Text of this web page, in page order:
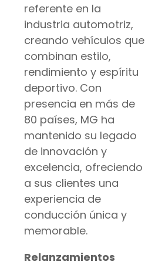
referente en la
industria automotriz,
creando vehículos que
combinan estilo,
rendimiento y espíritu
deportivo. Con
presencia en más de
80 países, MG ha
mantenido su legado
de innovación y
excelencia, ofreciendo
a sus clientes una
experiencia de
conducción única y
memorable.
Relanzamientos